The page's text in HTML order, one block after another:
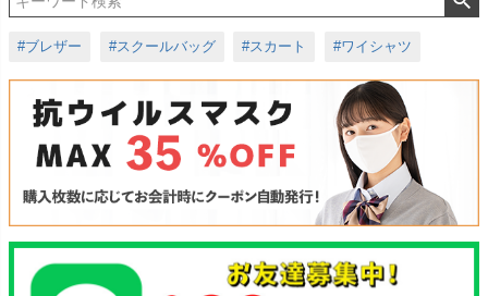
#ブレザー #スクールバッグ #スカート #ワイシャツ